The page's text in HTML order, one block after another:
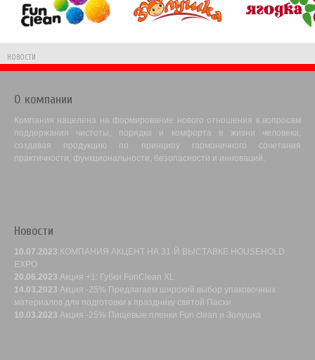
НОВОСТИ
О компании
Компания нацелена на формирование нового отношения к вопросам
поддержания чистоты, порядка и комфорта в жизни человека,
создавая продукцию по принципу гармоничного сочетания
практичности, функциональности, безопасности и инноваций.
Новости
10.07.2023 КОМПАНИЯ АКЦЕНТ НА 31-Й ВЫСТАВКЕ HOUSEHOLD
EXPO
20.06.2023 Акция +1: Губки FunClean XL
14.03.2023 Акция -25% Предлагаем широкий выбор упаковочных
материалов для подготовки к празднику святой Пасхи
10.03.2023 Акция -25% Пищевые пленки Fun clean и Золушка